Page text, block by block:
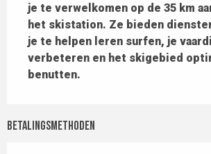
je te verwelkomen op de 35 km
het skistation. Ze bieden
je te helpen leren surfen, je
verbeteren en het skigebied
benutten.
Betalingsmethoden